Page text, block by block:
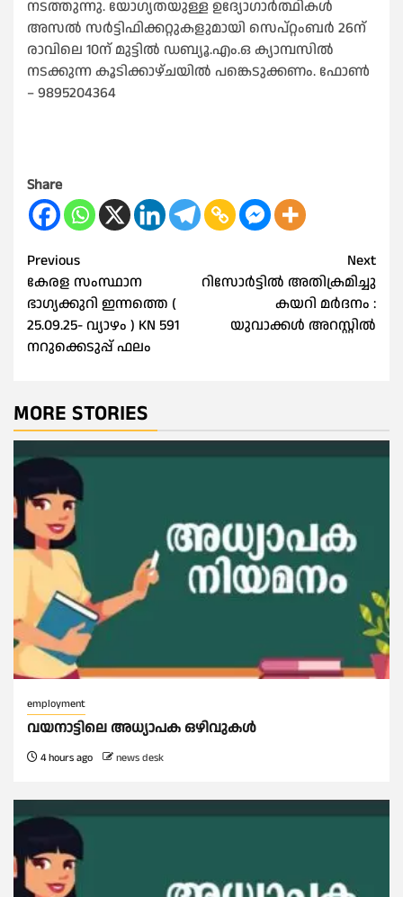
നടത്തുന്നു. യോഗ്യതയുള്ള ഉദ്യോഗാർത്ഥികൾ
അസൽ സർട്ടിഫിക്കറ്റുകളുമായി സെപ്റ്റംബർ 26ന്
രാവിലെ 10ന് മുട്ടിൽ ഡബ്യൂ.എം.ഒ ക്യാമ്പസിൽ
നടക്കുന്ന കൂടിക്കാഴ്ചയിൽ പങ്കെടുക്കണം. ഫോൺ
– 9895204364
Share
Post
navigation
Previous
കേരള സംസ്ഥാന
ഭാഗ്യക്കുറി ഇന്നത്തെ (
25.09.25- വ്യാഴം ) KN 591
നറുക്കെടുപ്പ് ഫലം
Next
റിസോര്‍ട്ടില്‍ അതിക്രമിച്ചു
കയറി മര്‍ദനം :
യുവാക്കള്‍ അറസ്റ്റില്‍
MORE STORIES
employment
വയനാട്ടിലെ അധ്യാപക ഒഴിവുകൾ
4 hours ago news desk